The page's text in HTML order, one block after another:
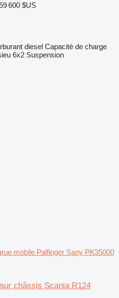
600 $US
diesel Capacité de charge
6x2 Suspension
mobile Palfinger Sany PK35000
châssis Scania R124